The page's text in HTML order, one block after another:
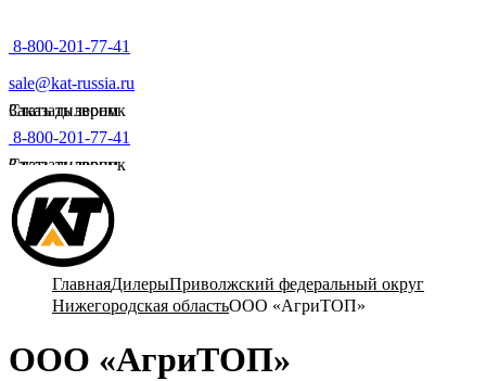
8-800-201-77-41
sale@kat-russia.ru
Стать дилером
Заказать звонок
8-800-201-77-41
Стать дилером
Заказать звонок
ГлавнаяДилерыПриволжский федеральный округ
Нижегородская областьООО «АгриТОП»
ООО «АгриТОП»